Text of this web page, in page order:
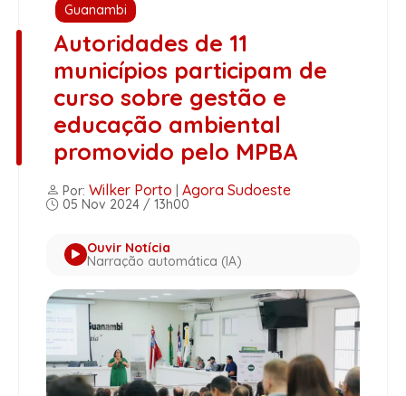
Guanambi
Autoridades de 11
municípios participam de
curso sobre gestão e
educação ambiental
promovido pelo MPBA
Por: Wilker Porto Agora Sudoeste
05 Nov 2024 / 13h00
Ouvir Notícia
Narração automática (IA)